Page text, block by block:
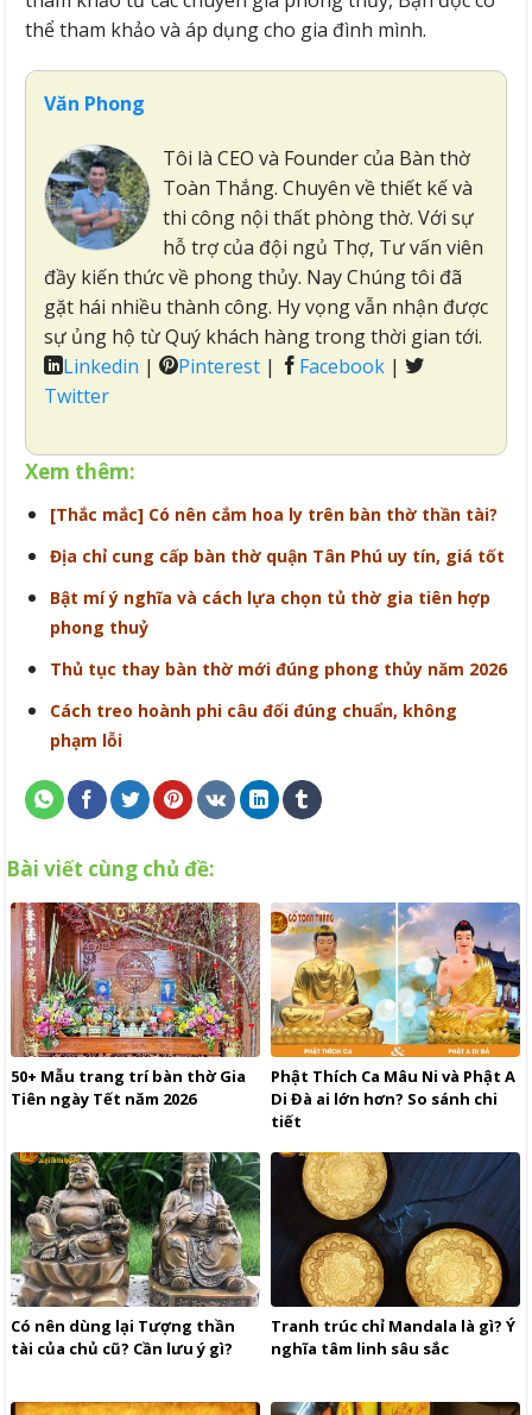
thể tham khảo và áp dụng cho gia đình mình.
Văn Phong
Tôi là CEO và Founder của Bàn thờ
Toàn Thắng. Chuyên về thiết kế và
thi công nội thất phòng thờ. Với sự
hỗ trợ của đội ngủ Thợ, Tư vấn viên
đầy kiến thức về phong thủy. Nay Chúng tôi đã
gặt hái nhiều thành công. Hy vọng vẫn nhận được
sự ủng hộ từ Quý khách hàng trong thời gian tới.
Linkedin | Pinterest | Facebook |
Twitter
Xem thêm:
[Thắc mắc] Có nên cắm hoa ly trên bàn thờ thần tài?
Địa chỉ cung cấp bàn thờ quận Tân Phú uy tín, giá tốt
Bật mí ý nghĩa và cách lựa chọn tủ thờ gia tiên hợp
phong thuỷ
Thủ tục thay bàn thờ mới đúng phong thủy năm 2026
Cách treo hoành phi câu đối đúng chuẩn, không
phạm lỗi
Bài viết cùng chủ đề:
50+ Mẫu trang trí bàn thờ Gia
Tiên ngày Tết năm 2026
Phật Thích Ca Mâu Ni và Phật A
Di Đà ai lớn hơn? So sánh chi
tiết
Có nên dùng lại Tượng thần
tài của chủ cũ? Cần lưu ý gì?
Tranh trúc chỉ Mandala là gì? Ý
nghĩa tâm linh sâu sắc